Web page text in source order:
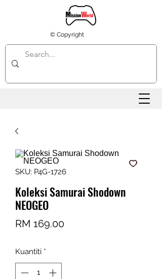
© Copyright
SKU: P4G-1726
Koleksi Samurai Shodown
NEOGEO
RM 169.00Harga
Kuantiti *